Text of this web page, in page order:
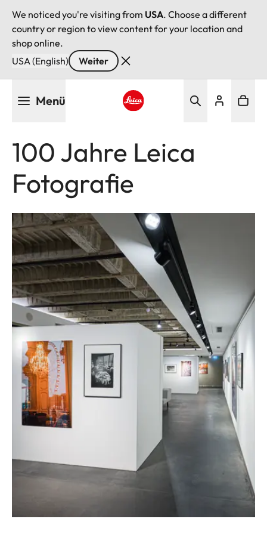
We noticed you're visiting from USA. Choose a different
country or region to view content for your location and
shop online.
USA (English)
Weiter
Menü
100 Jahre Leica
Fotografie